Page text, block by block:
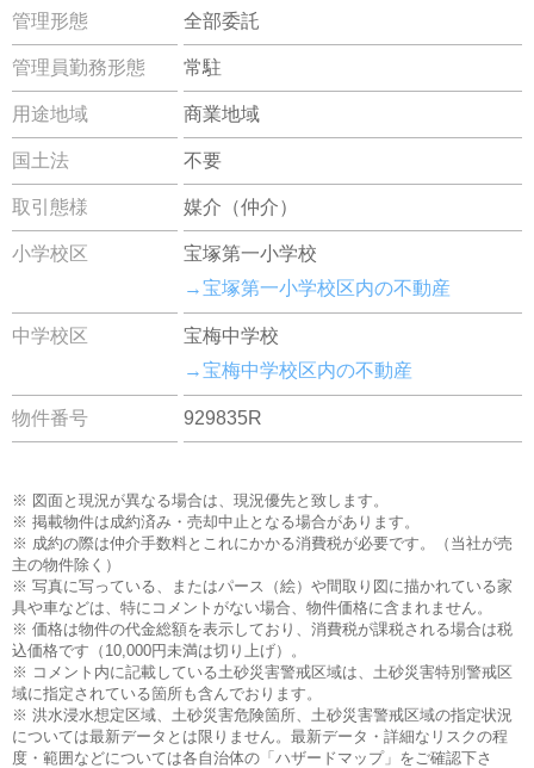
管理形態 全部委託
管理員勤務形態 常駐
用途地域 商業地域
国土法 不要
取引態様 媒介（仲介）
小学校区
宝塚第一小学校
→宝塚第一小学校区内の不動産
中学校区
宝梅中学校
→宝梅中学校区内の不動産
物件番号 929835R
※ 図面と現況が異なる場合は、現況優先と致します。
※ 掲載物件は成約済み・売却中止となる場合があります。
※ 成約の際は仲介手数料とこれにかかる消費税が必要です。（当社が売
主の物件除く）
※ 写真に写っている、またはパース（絵）や間取り図に描かれている家
具や車などは、特にコメントがない場合、物件価格に含まれません。
※ 価格は物件の代金総額を表示しており、消費税が課税される場合は税
込価格です（10,000円未満は切り上げ）。
※ コメント内に記載している土砂災害警戒区域は、土砂災害特別警戒区
域に指定されている箇所も含んでおります。
※ 洪水浸水想定区域、土砂災害危険箇所、土砂災害警戒区域の指定状況
については最新データとは限りません。最新データ・詳細なリスクの程
度・範囲などについては各自治体の「ハザードマップ」をご確認下さ